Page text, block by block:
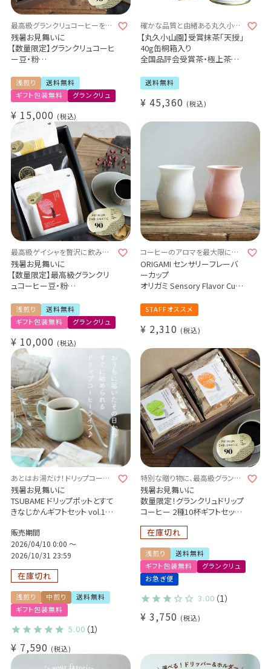
最高級グランクリュコーヒーを詰
め合わせた至高のギフト
残暑お見舞いに
【数量限定】グランクリュコーヒ
ー豆・粉
フトセット
ホンジュラス オスマンサス農
園（浅煎り）200g
メキシコ ウエウエテパン農園
（浅煎り）200g
浅煎り
送料無料
ギフト包装無料
グランクリュ
¥ 15,000 税込
確かな品質と由緒ある丸久小山
園
【丸久小山園】受賞抹茶「天授」
40g缶桐箱入り
全国品評会受賞茶・極上茶
品）送料無料
¥ 45,360 税込
最高級ゲイシャを贅沢に飲み比
べ
残暑お見舞いに
【数量限定】最高級グランクリ
ュコーヒー豆・粉
フトセット
コスタリカ エル・セドロ農園
100g
ペルー ペーニャ・デ・レオン農
園 100g
メキシコ ウエウエテパン農園
100g
Grand Cru / Cup of
Excellence受賞コーヒー / 送
料無料
浅煎り
送料無料
ギフト包装無料
グランクリュ
¥ 10,000 税込
コーヒーのアロマを最大限に引
き出す
ORIGAMI センサリーフレーバ
ーカップ
オリガミ Sensory Flavor Cup
2019年ワールドブリュワーズカ
ップチャンピオンDu Jianing氏
と共同開発
STAFFオススメ
¥ 2,310 税込
あとはお湯だけ！ドリップコーヒ
ーギフト！
残暑お見舞いに
TSUBAME ドリップポットとすて
きなじかんギフトセット vol.1
TSUBAME ドリップポット
ドリップコーヒー4種8杯
販売期間
2026/04/10 0:00 〜
2026/10/31 23:59
在庫切れ
浅煎り 中煎り
送料無料
ギフト包装無料
5.00 （1）
¥ 7,590 税込
特別な贈り物に、最高級グランク
リュドリップコーヒーギフト
残暑お見舞いに
数量限定！グランクリュドリップ
コーヒー 2種10杯ギフトセット
ー 25位
ォーターメロン
在庫切れ
浅煎り
送料無料
ギフト包装無料
グランクリュ
お急ぎ便
3.00 （1）
¥ 3,750 税込